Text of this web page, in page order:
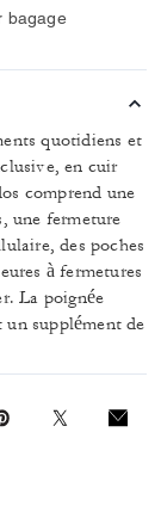
bagage
quotidiens et
en cuir
comprend une
une fermeture
des poches
à fermetures
La poignée
un supplément de